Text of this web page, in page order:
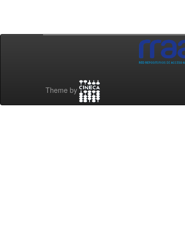
Theme by